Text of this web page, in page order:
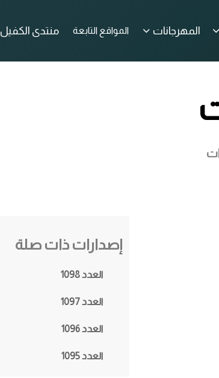
المهرجانات المواقع التابعة منتدى الكفيل
إصدارات ذات صلة
العدد 1098
العدد 1097
العدد 1096
العدد 1095